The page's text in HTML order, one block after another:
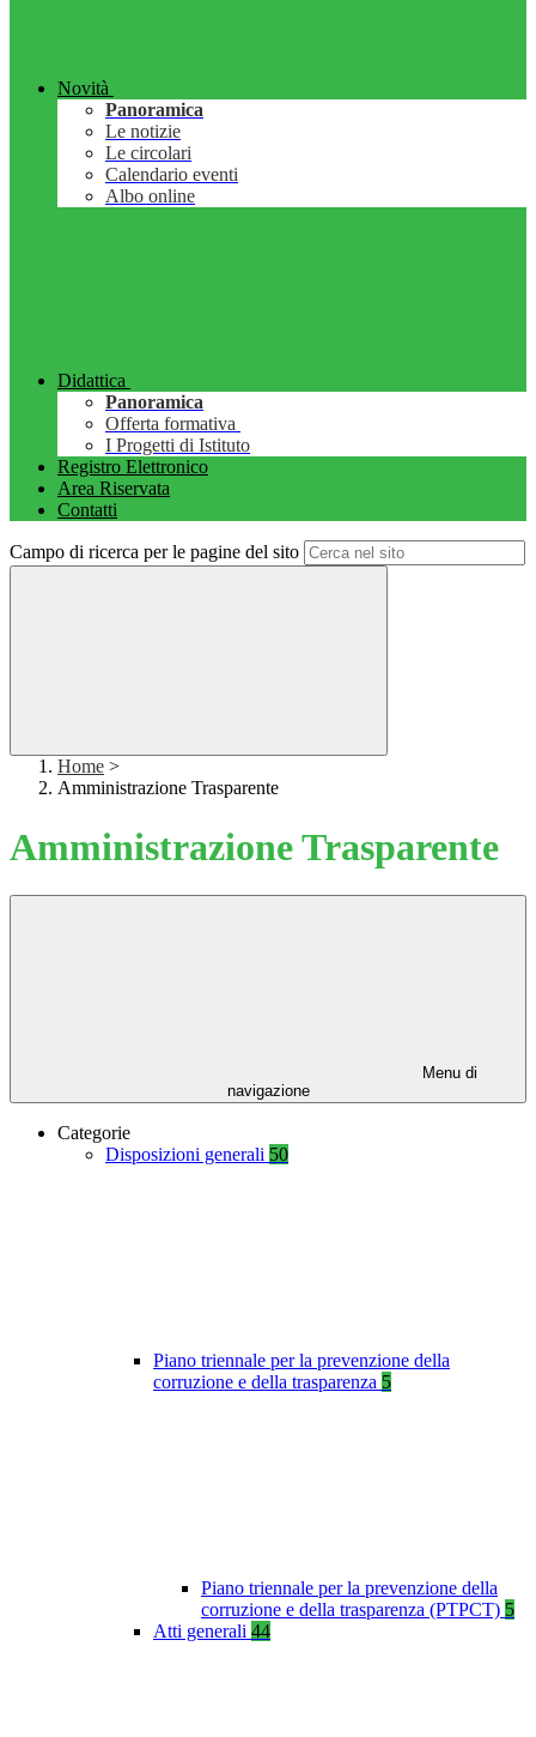
Novità
Panoramica
Le notizie
Le circolari
Calendario eventi
Albo online
Didattica
Panoramica
Offerta formativa
I Progetti di Istituto
Registro Elettronico
Area Riservata
Contatti
Campo di ricerca per le pagine del sito
Home >
Amministrazione Trasparente
Amministrazione Trasparente
Menu di
navigazione
Categorie
Disposizioni generali 50
Piano triennale per la prevenzione della
corruzione e della trasparenza 5
Piano triennale per la prevenzione della
corruzione e della trasparenza (PTPCT) 5
Atti generali 44